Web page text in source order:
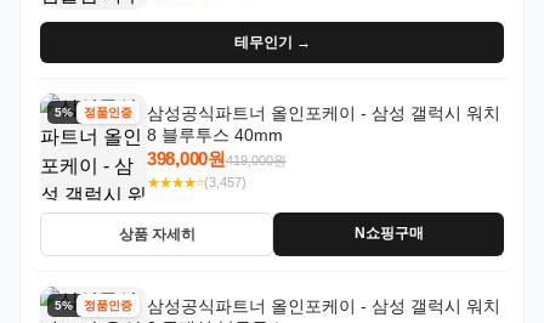
테무인기 →
5% 할인정품인증
삼성공식파트너 올인포케이 - 삼성 갤럭시 워치
8 블루투스 40mm
398,000원419,000원
★★★★⭐(3,457)
상품 자세히 N쇼핑구매
5% 할인정품인증
삼성공식파트너 올인포케이 - 삼성 갤럭시 워치